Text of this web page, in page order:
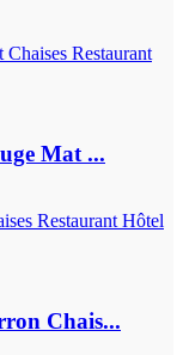
Mat ...
Chais...